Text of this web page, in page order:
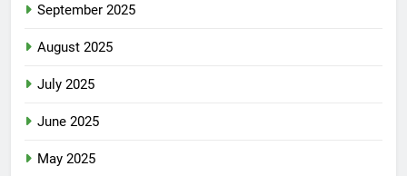
September 2025
August 2025
July 2025
June 2025
May 2025